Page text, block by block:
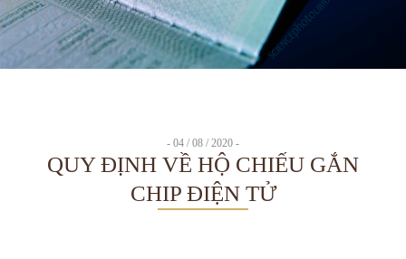
- 04 / 08 / 2020 -
QUY ĐỊNH VỀ HỘ CHIẾU GẮN
CHIP ĐIỆN TỬ